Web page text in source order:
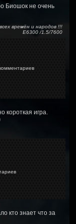
Биошок не очень
времён и народов !!!
Е6300 /1.5/7600
короткая игра.
кто знает что за